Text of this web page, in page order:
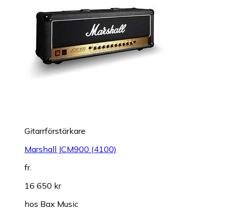
Gitarrförstärkare
Marshall JCM900 (4100)
fr.
16 650 kr
hos Bax Music